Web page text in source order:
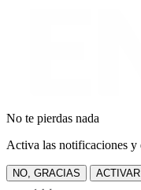
No te pierdas nada
Activa las notificaciones y
NO, GRACIAS ACTIVAR